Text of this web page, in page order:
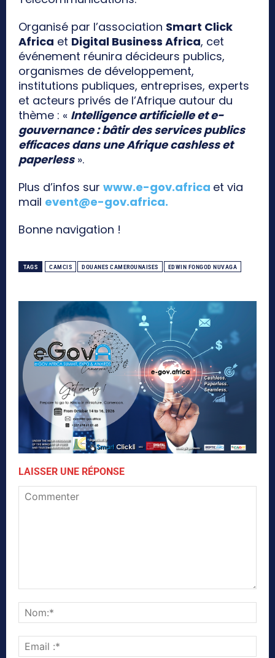
Organisé par l’association Smart Click
Africa et Digital Business Africa, cet
événement réunira décideurs publics,
organismes de développement,
institutions publiques, entreprises, experts
et acteurs privés de l’Afrique autour du
thème : « Intelligence artificielle et e-
gouvernance : bâtir des services publics
efficaces dans une Afrique cashless et
paperless».
Plus d’infos sur www.e-gov.africa et via
mail event@e-gov.africa.
Bonne navigation !
TAGS CAMCIS DOUANES CAMEROUNAISES EDWIN FONGOD NUVAGA
LAISSER UNE RÉPONSE
:*